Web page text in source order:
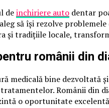
deinchiriere auto dentar
să își rezolve
și tradițiile locale,
românii din
medicală bine
Românii din
o oportunitate